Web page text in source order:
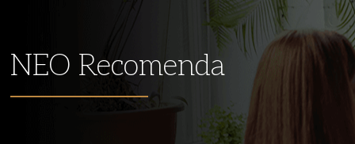
NEO Recomenda